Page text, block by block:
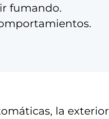
fumando.
la exterior